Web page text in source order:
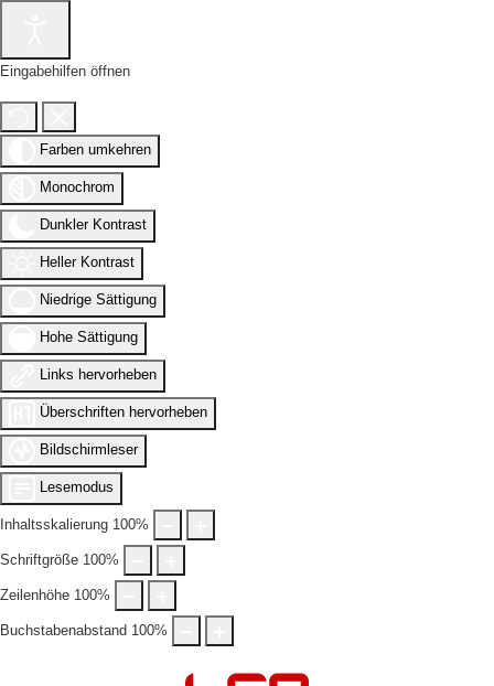
Eingabehilfen öffnen
Farben umkehren
Monochrom
Dunkler Kontrast
Heller Kontrast
Niedrige Sättigung
Hohe Sättigung
Links hervorheben
Überschriften hervorheben
Bildschirmleser
Lesemodus
Inhaltsskalierung 100%
Schriftgröße 100%
Zeilenhöhe 100%
Buchstabenabstand 100%